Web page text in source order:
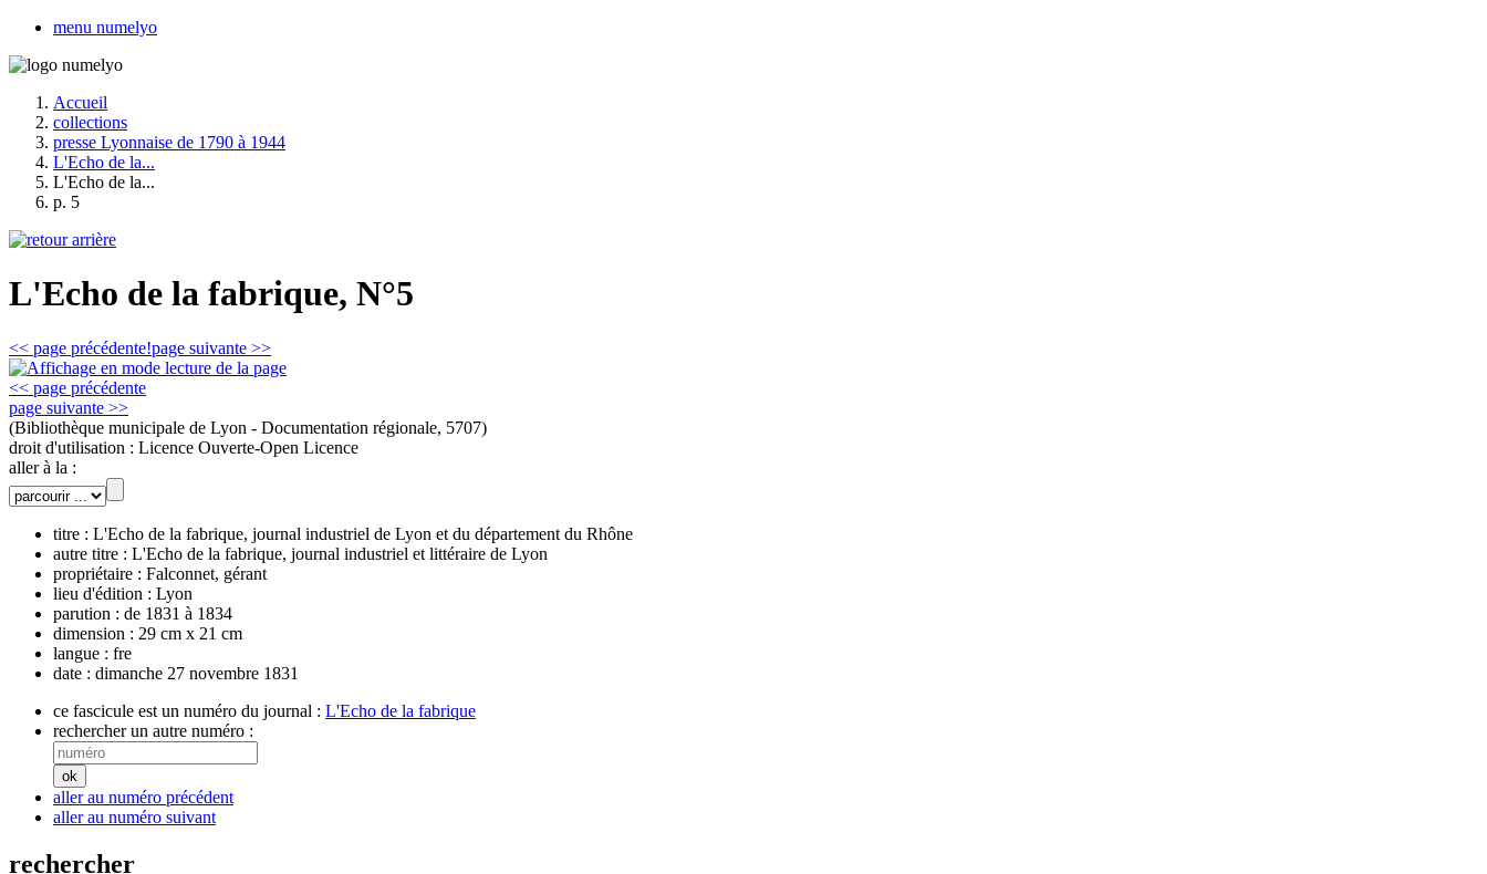
menu numelyo
Accueil
collections
presse Lyonnaise de 1790 à 1944
L'Echo de la...
L'Echo de la...
p. 5
L'Echo de la fabrique, N°5
<< page précédente!page suivante >>
<< page précédente
page suivante >>
(Bibliothèque municipale de Lyon - Documentation régionale, 5707)
droit d'utilisation : Licence Ouverte-Open Licence
aller à la :
titre : L'Echo de la fabrique, journal industriel de Lyon et du département du Rhône
autre titre : L'Echo de la fabrique, journal industriel et littéraire de Lyon
propriétaire : Falconnet, gérant
lieu d'édition : Lyon
parution : de 1831 à 1834
dimension : 29 cm x 21 cm
langue : fre
date : dimanche 27 novembre 1831
ce fascicule est un numéro du journal : L'Echo de la fabrique
rechercher un autre numéro :
aller au numéro précédent
aller au numéro suivant
rechercher